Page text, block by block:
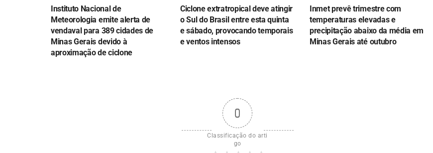
Instituto Nacional de
Meteorologia emite alerta de
vendaval para 389 cidades de
Minas Gerais devido à
aproximação de ciclone
Ciclone extratropical deve atingir
o Sul do Brasil entre esta quinta
e sábado, provocando temporais
e ventos intensos
Inmet prevê trimestre com
temperaturas elevadas e
precipitação abaixo da média em
Minas Gerais até outubro
0
Classificação do arti
go